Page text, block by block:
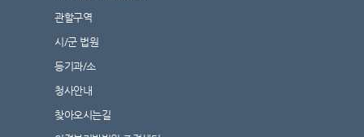
관할구역
시/군 법원
등기과/소
청사안내
찾아오시는길